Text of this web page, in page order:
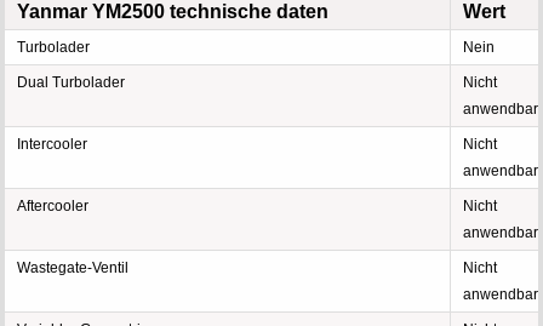
Yanmar YM2500 technische daten Wert
Turbolader Nein
Dual Turbolader
Nicht
anwendbar
Intercooler
Nicht
anwendbar
Aftercooler
Nicht
anwendbar
Wastegate-Ventil
Nicht
anwendbar